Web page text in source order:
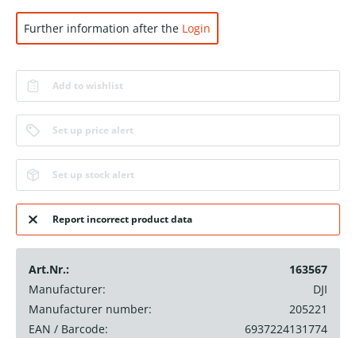
Further information after the Login
Add to wishlist
Set up price alert
Set up stock alert
Report incorrect product data
Art.Nr.:
163567
Manufacturer:
DJI
Manufacturer number:
205221
EAN / Barcode:
6937224131774